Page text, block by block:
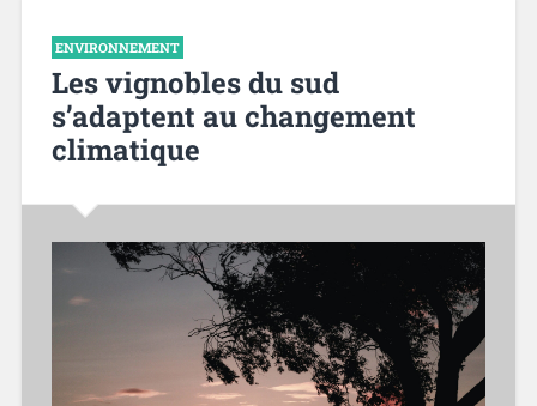
ENVIRONNEMENT
Les vignobles du sud
s’adaptent au changement
climatique